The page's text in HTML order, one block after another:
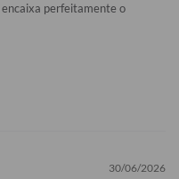
perfeitamente o
30/06/2026